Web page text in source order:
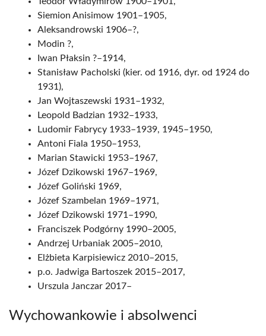
Siemion Anisimow 1901–1905,
Aleksandrowski 1906–?,
Modin ?,
Iwan Płaksin ?–1914,
Stanisław Pacholski (kier. od 1916, dyr. od 1924 do
1931),
Jan Wojtaszewski 1931–1932,
Leopold Badzian 1932–1933,
Ludomir Fabrycy 1933–1939, 1945–1950,
Antoni Fiala 1950–1953,
Marian Stawicki 1953–1967,
Józef Dzikowski 1967–1969,
Józef Goliński 1969,
Józef Szambelan 1969–1971,
Józef Dzikowski 1971–1990,
Franciszek Podgórny 1990–2005,
Andrzej Urbaniak 2005–2010,
Elżbieta Karpisiewicz 2010–2015,
p.o. Jadwiga Bartoszek 2015–2017,
Urszula Janczar 2017–
Wychowankowie i absolwenci